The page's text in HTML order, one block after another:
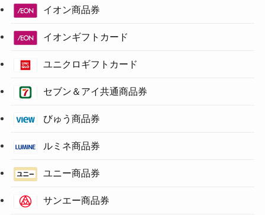
イオン商品券
イオンギフトカード
ユニクロギフトカード
セブン＆アイ共通商品券
びゅう商品券
ルミネ商品券
ユニー商品券
サンエー商品券